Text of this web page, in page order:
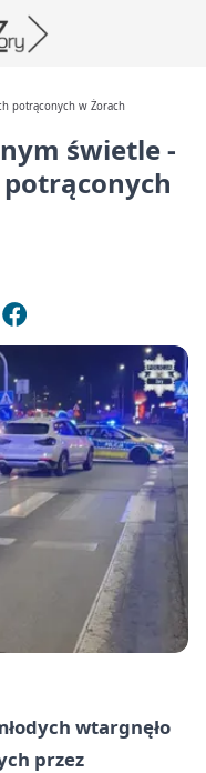
potrąconych w Żorach
świetle -
wtargnęło
przez